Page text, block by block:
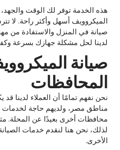
هذه الخدمة توفر لك الوقت
الميكروويف أسهل وأكثر راحة. لا
صيانة في المنزل والاستفادة من
لدينا لحل مشكلة جهازك بسرعة
صيانة
المحافظات
نحن نفهم تمامًا أن العملاء لدينا
مناطق مصر، ولديهم حاجة
محافظات أخرى بعيدًا عن المحلة.
لذلك، نحن هنا لنقدم خدمات
الأخرى.